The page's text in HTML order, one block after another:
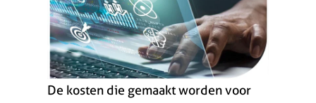
De kosten die gemaakt worden voor